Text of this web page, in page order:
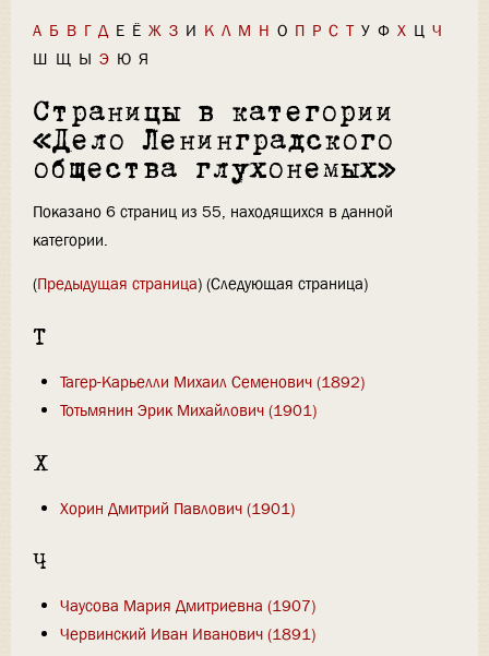
А Б В Г Д Е Ё Ж З И К Л М Н О П Р С Т У Ф Х Ц Ч
Ш Щ Ы Э Ю Я
Страницы в категории
«Дело Ленинградского
общества глухонемых»
Показано 6 страниц из 55, находящихся в данной
категории.
(Предыдущая страница) (Следующая страница)
Т
Тагер-Карьелли Михаил Семенович (1892)
Тотьмянин Эрик Михайлович (1901)
Х
Хорин Дмитрий Павлович (1901)
Ч
Чаусова Мария Дмитриевна (1907)
Червинский Иван Иванович (1891)